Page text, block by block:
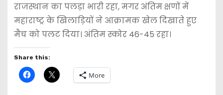
राजस्थान का पलड़ा भारी रहा, मगर अंतिम क्षणों में
महाराष्ट्र के खिलाड़ियों ने आक्रामक खेल दिखाते हुए
मैच को पलट दिया। अंतिम स्कोर 46-45 रहा।
Share this:
More